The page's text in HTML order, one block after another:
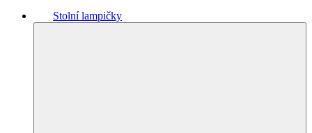
Stolní lampičky